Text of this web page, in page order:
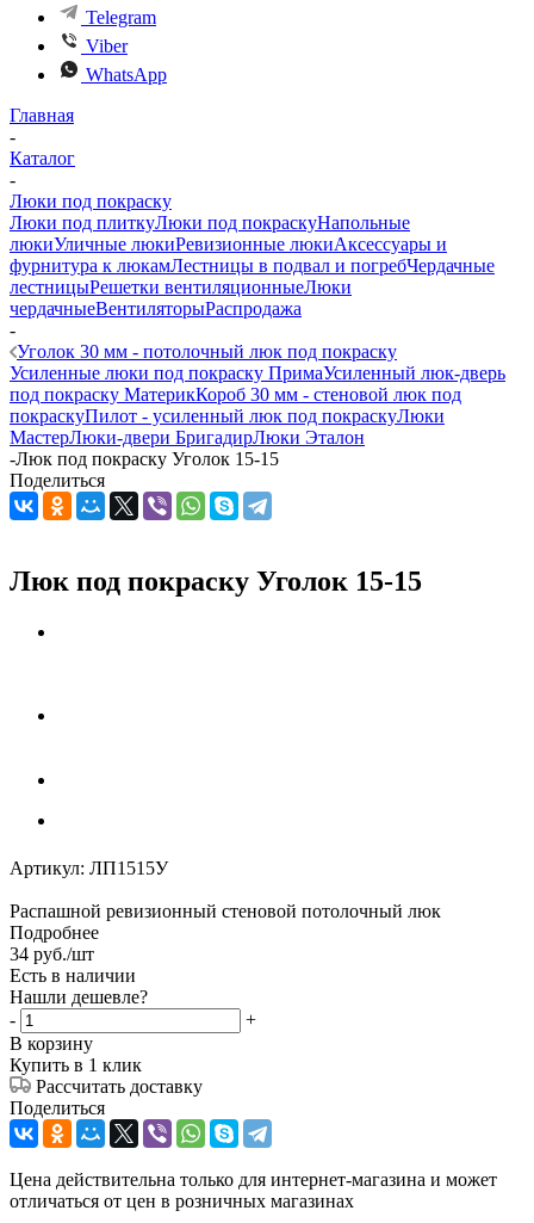
Telegram
Viber
WhatsApp
Главная
-
Каталог
-
Люки под покраску
Люки под плиткуЛюки под покраскуНапольные
люкиУличные люкиРевизионные люкиАксессуары и
фурнитура к люкамЛестницы в подвал и погребЧердачные
лестницыРешетки вентиляционныеЛюки
чердачныеВентиляторыРаспродажа
-
Уголок 30 мм - потолочный люк под покраску
Усиленные люки под покраску ПримаУсиленный люк-дверь
под покраску МатерикКороб 30 мм - стеновой люк под
покраскуПилот - усиленный люк под покраскуЛюки
МастерЛюки-двери БригадирЛюки Эталон
-Люк под покраску Уголок 15-15
Поделиться
Люк под покраску Уголок 15-15
Артикул: ЛП1515У
Распашной ревизионный стеновой потолочный люк
Подробнее
34 руб./шт
Есть в наличии
Нашли дешевле?
-
+
В корзину
Купить в 1 клик
Рассчитать доставку
Поделиться
Цена действительна только для интернет-магазина и может
отличаться от цен в розничных магазинах